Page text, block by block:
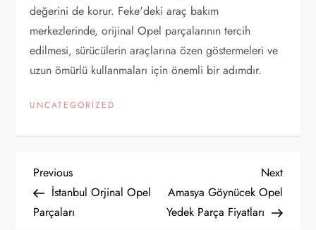
değerini de korur. Feke'deki araç bakım
merkezlerinde, orijinal Opel parçalarının tercih
edilmesi, sürücülerin araçlarına özen göstermeleri ve
uzun ömürlü kullanmaları için önemli bir adımdır.
UNCATEGORIZED
Y
a
Previous
Post
Previous
İstanbul Orjinal Opel
Parçaları
Next
Post
Next
Amasya Göynücek Opel
Yedek Parça Fiyatları